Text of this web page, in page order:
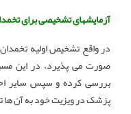
آزمایشهای تشخیصی برای
در واقع تشخیص اولیه
صورت می پذیرد، در این
بررسی کرده و سپس سایر
پزشک در ویزیت خود به آن ها